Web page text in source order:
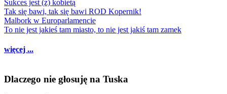
Sukces jest (z) kobietą
Tak się bawi, tak się bawi ROD Kopernik!
Malbork w Europarlamencie
To nie jest jakieś tam miasto, to nie jest jakiś tam zamek
więcej ...
Dlaczego nie głosuję na Tuska